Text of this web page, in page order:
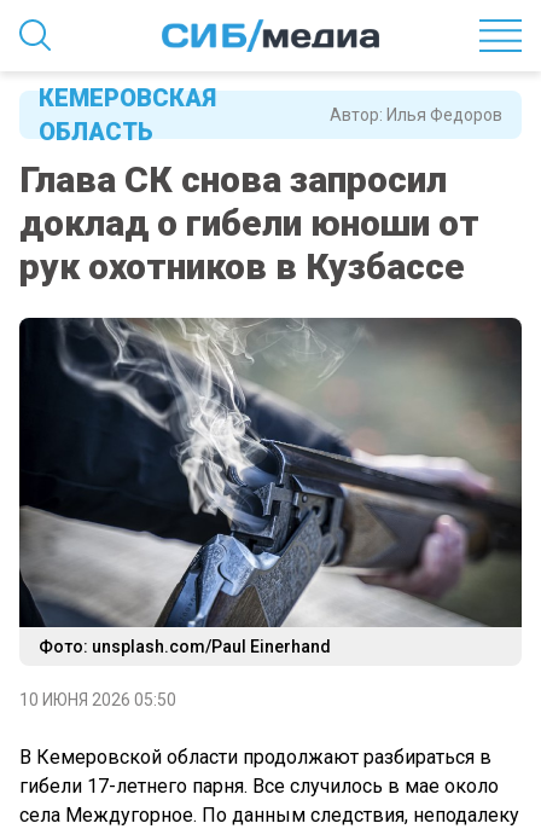
Автор: Илья Федоров
КЕМЕРОВСКАЯ
ОБЛАСТЬ
Глава СК снова запросил
доклад о гибели юноши от
рук охотников в Кузбассе
Фото: unsplash.com/Paul Einerhand
10 ИЮНЯ 2026 05:50
В Кемеровской области продолжают разбираться в
гибели 17-летнего парня. Все случилось в мае около
села Междугорное. По данным следствия, неподалеку